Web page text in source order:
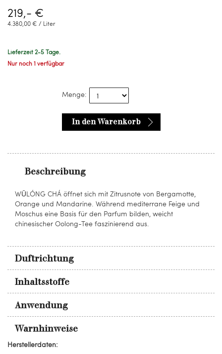
219,- €
4.380,00 € / Liter
Lieferzeit 2-5 Tage.
Nur noch 1 verfügbar
Menge:
In den Warenkorb
Beschreibung
WŪLÓNG CHÁ öffnet sich mit Zitrusnote von Bergamotte,
Orange und Mandarine. Während mediterrane Feige und
Moschus eine Basis für den Parfum bilden, weicht
chinesischer Oolong-Tee faszinierend aus.
Duftrichtung
Inhaltsstoffe
Anwendung
Warnhinweise
Herstellerdaten: